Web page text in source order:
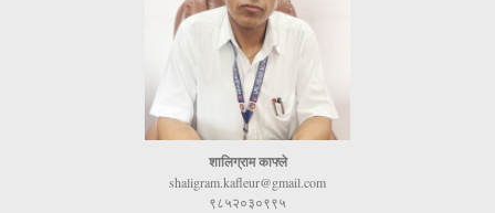
शालिग्राम काफ्ले
shaligram.kafleur@gmail.com
९८५२०३०९९५